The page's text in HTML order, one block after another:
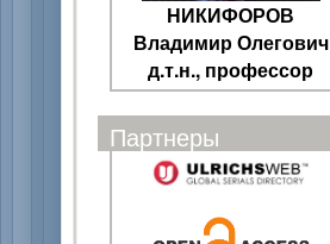
НИКИФОРОВ
Владимир Олегович
д.т.н., профессор
Партнеры